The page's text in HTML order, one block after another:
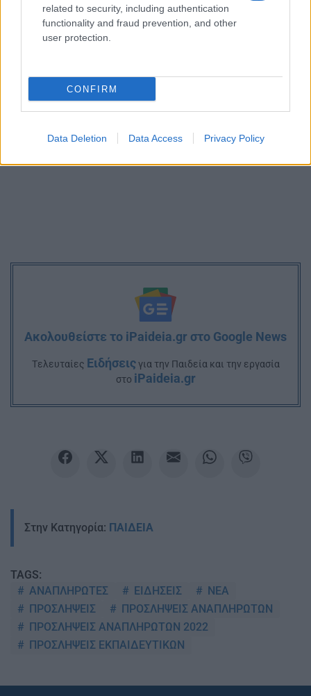
related to security, including authentication
functionality and fraud prevention, and other
user protection.
CONFIRM
Data Deletion Data Access Privacy Policy
Ακολουθείστε το iPaideia.gr στο Google News
Tελευταίες Ειδήσειςγια την Παιδεία και την εργασία
στο iPaideia.gr
Στην Κατηγορία: ΠΑΙΔΕΙΑ
TAGS:
ΑΝΑΠΛΗΡΩΤΕΣ
ΕΙΔΗΣΕΙΣ
ΝΕΑ
ΠΡΟΣΛΗΨΕΙΣ
ΠΡΟΣΛΗΨΕΙΣ ΑΝΑΠΛΗΡΩΤΩΝ
ΠΡΟΣΛΗΨΕΙΣ ΑΝΑΠΛΗΡΩΤΩΝ 2022
ΠΡΟΣΛΗΨΕΙΣ ΕΚΠΑΙΔΕΥΤΙΚΩΝ